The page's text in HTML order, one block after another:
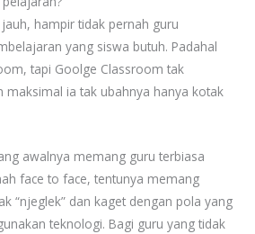
hampir tidak pernah guru
yang siswa butuh. Padahal
tapi Goolge Classroom tak
maksimal ia tak ubahnya hanya kotak
awalnya memang guru terbiasa
face to face, tentunya memang
“njeglek” dan kaget dengan pola yang
teknologi. Bagi guru yang tidak